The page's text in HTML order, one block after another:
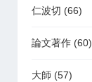
仁波切 (66)
論文著作 (60)
大師 (57)